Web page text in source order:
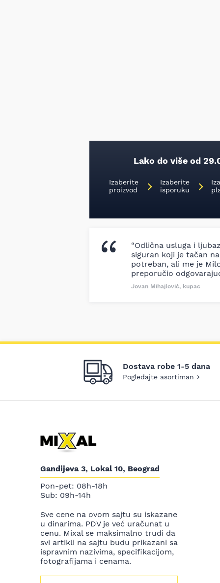
Lako do više od
Izaberite
proizvod
Izaberite
isporuku
“Odlična usluga i
siguran koji je tačan
potreban, ali me je
preporučio
Jovan Mihajlović, kupac
Dostava robe 1-5 dana
Pogledajte asortiman
Gandijeva 3, Lokal 10, Beograd
Pon-pet: 08h-18h
Sub: 09h-14h
Sve cene na ovom sajtu su iskazane
u dinarima. PDV je već uračunat u
cenu. Mixal se maksimalno trudi da
svi artikli na sajtu budu prikazani sa
ispravnim nazivima, specifikacijom,
fotografijama i cenama.